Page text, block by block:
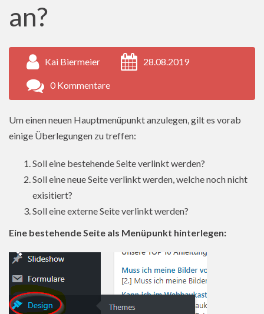
an?
Kai Biermeier 28.08.2019
0 Kommentare
Um einen neuen Hauptmenüpunkt anzulegen, gilt es vorab
einige Überlegungen zu treffen:
Soll eine bestehende Seite verlinkt werden?
Soll eine neue Seite verlinkt werden, welche noch nicht
exisitiert?
Soll eine externe Seite verlinkt werden?
Eine bestehende Seite als Menüpunkt hinterlegen: